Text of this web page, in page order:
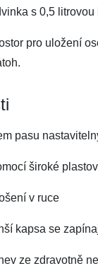
s 0,5
pro uložení
pasu
široké
v ruce
kapsa se
ze zdravotně